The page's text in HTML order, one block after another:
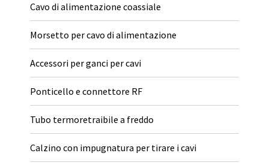
Cavo di alimentazione coassiale
Morsetto per cavo di alimentazione
Accessori per ganci per cavi
Ponticello e connettore RF
Tubo termoretraibile a freddo
Calzino con impugnatura per tirare i cavi